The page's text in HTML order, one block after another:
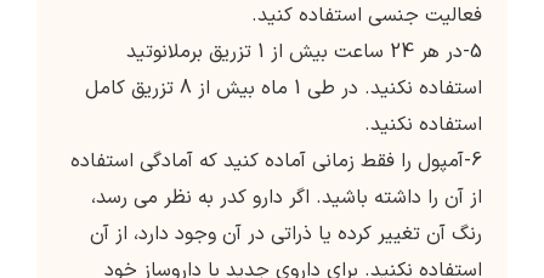
فعالیت جنسی استفاده کنید.
5-در هر 24 ساعت بیش از 1 تزریق برملانوتید
استفاده نکنید. در طی 1 ماه بیش از 8 تزریق کامل
استفاده نکنید.
6-آمپول را فقط زمانی آماده کنید که آمادگی استفاده
از آن را داشته باشید. اگر دارو کدر به نظر می رسد،
رنگ آن تغییر کرده یا ذراتی در آن وجود دارد، از آن
استفاده نکنید. برای داروی جدید با داروساز خود